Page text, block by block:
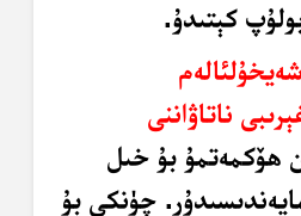
كېتىدۇ.
ناتاۋاننى
ھۆكمەتمۇ بۇ خىل
چۈنكى بۇ